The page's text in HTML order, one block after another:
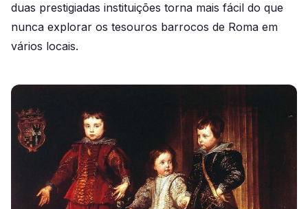
duas prestigiadas instituições torna mais fácil do que
nunca explorar os tesouros barrocos de Roma em
vários locais.